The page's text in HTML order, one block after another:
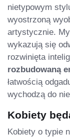
nietypowym
wyostrzoną
artystycznie.
wykazują się
rozwinięta
rozbudowaną
łatwością
wychodzą do
Kobiety
Kobiety o typie